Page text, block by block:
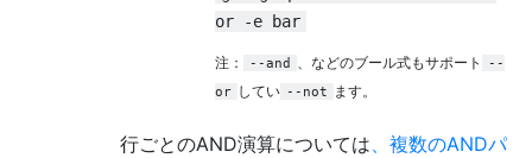
or -e bar
注： --and 、などのブール式もサポート
--
or してい --not ます。
行ごとのAND演算については 、複数のANDパ